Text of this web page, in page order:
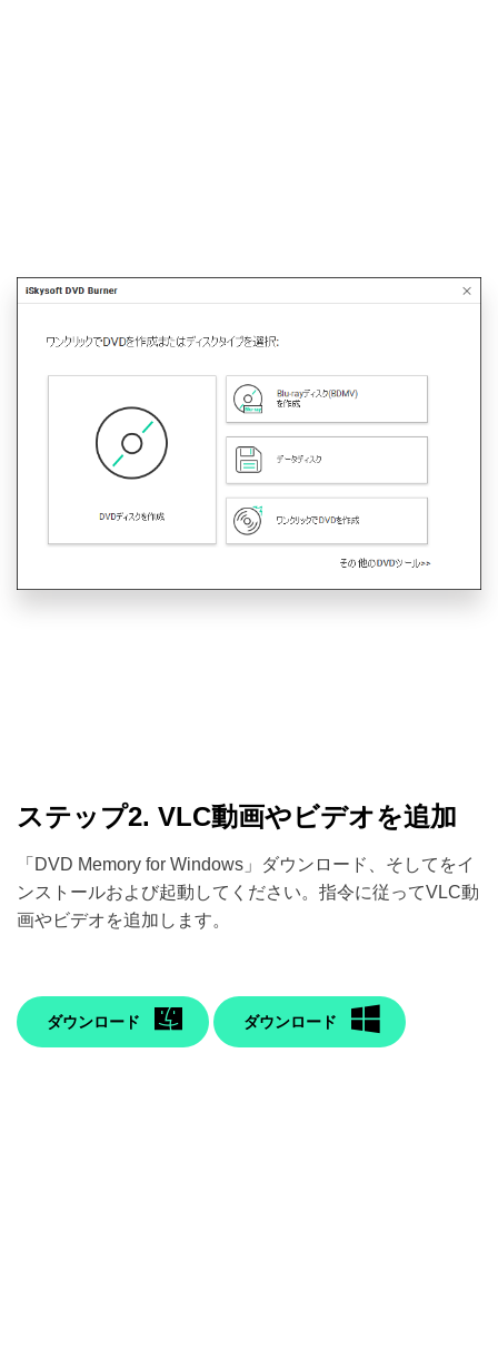
ステップ2. VLC動画やビデオを追加
「DVD Memory for Windows」ダウンロード、そしてをイ
ンストールおよび起動してください。指令に従ってVLC動
画やビデオを追加します。
ダウンロード ダウンロード